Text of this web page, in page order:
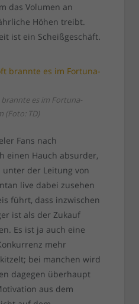
das Volumen an
Höhen treibt.
ist ein Scheißgeschäft.
brannte es im Fortuna-
(Foto: TD)
Fans nach
einen Hauch absurder,
der Leitung von
live dabei zusehen
führt, dass inzwischen
ist als der Zukauf
Es ist ja auch eine
mehr
bei manchen wird
dagegen überhaupt
aus dem